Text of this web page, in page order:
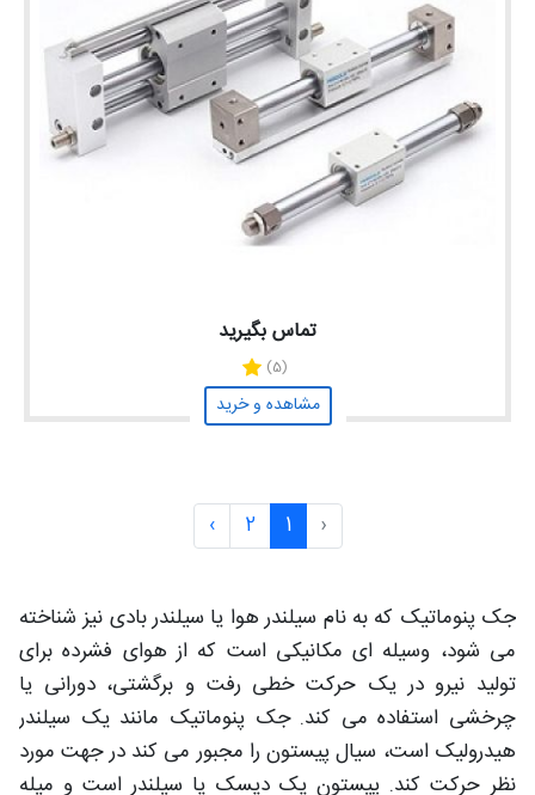
تماس بگیرید
(5)
مشاهده و خرید
‹
1
2
›
جک پنوماتیک که به نام سیلندر هوا یا سیلندر بادی نیز شناخته
می شود، وسیله ای مکانیکی است که از هوای فشرده برای
تولید نیرو در یک حرکت خطی رفت و برگشتی، دورانی یا
چرخشی استفاده می کند. جک پنوماتیک مانند یک سیلندر
هیدرولیک است، سیال پیستون را مجبور می کند در جهت مورد
نظر حرکت کند. پیستون یک دیسک یا سیلندر است و میله